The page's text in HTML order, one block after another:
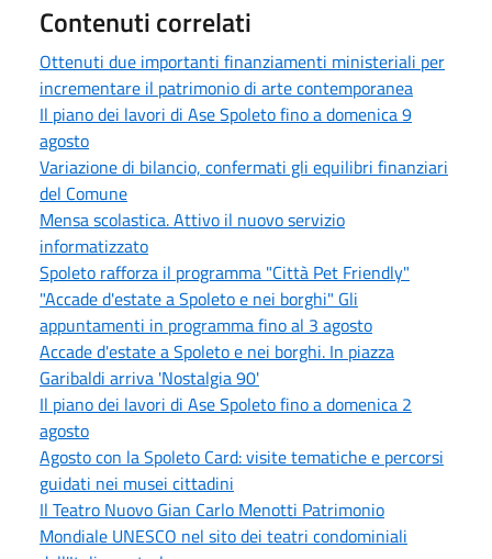
Contenuti correlati
Ottenuti due importanti finanziamenti ministeriali per
incrementare il patrimonio di arte contemporanea
Il piano dei lavori di Ase Spoleto fino a domenica 9
agosto
Variazione di bilancio, confermati gli equilibri finanziari
del Comune
Mensa scolastica. Attivo il nuovo servizio
informatizzato
Spoleto rafforza il programma "Città Pet Friendly"
"Accade d'estate a Spoleto e nei borghi" Gli
appuntamenti in programma fino al 3 agosto
Accade d'estate a Spoleto e nei borghi. In piazza
Garibaldi arriva 'Nostalgia 90'
Il piano dei lavori di Ase Spoleto fino a domenica 2
agosto
Agosto con la Spoleto Card: visite tematiche e percorsi
guidati nei musei cittadini
Il Teatro Nuovo Gian Carlo Menotti Patrimonio
Mondiale UNESCO nel sito dei teatri condominiali